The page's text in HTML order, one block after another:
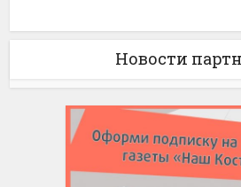
Новости